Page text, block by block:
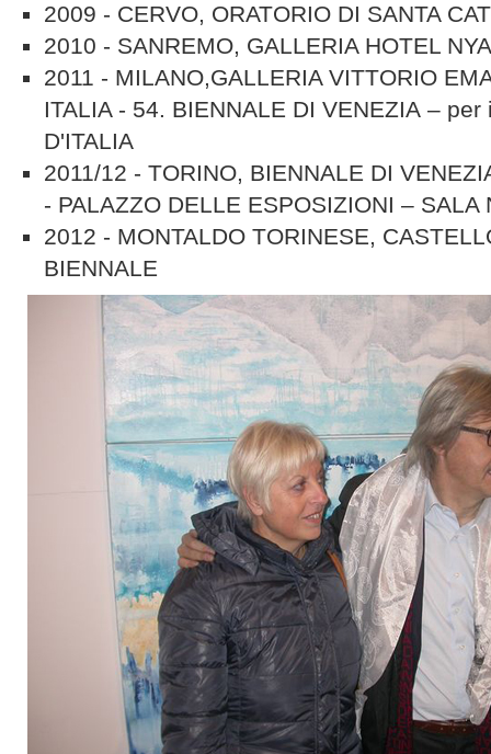
2009 - CERVO, ORATORIO DI SANTA
2010 - SANREMO, GALLERIA HOTEL
2011 - MILANO,GALLERIA VITTORIO
ITALIA - 54. BIENNALE DI VENEZIA – per
D'ITALIA
2011/12 - TORINO, BIENNALE DI
- PALAZZO DELLE ESPOSIZIONI – SALA
2012 - MONTALDO TORINESE,
BIENNALE